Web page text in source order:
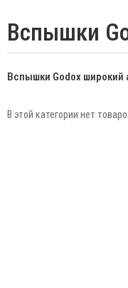
Вспышки
Вспышки Godox широкий
В этой категории нет